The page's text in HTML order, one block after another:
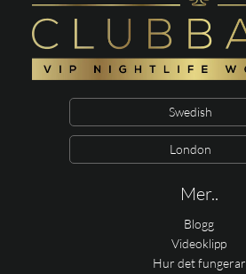
Swedish
London
Mer..
Blogg
Videoklipp
Hur det fungerar